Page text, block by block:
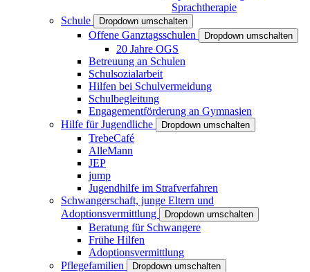
Sprachtherapie
Schule
Dropdown umschalten
Offene Ganztagsschulen Dropdown umschalten
20 Jahre OGS
Betreuung an Schulen
Schulsozialarbeit
Hilfen bei Schulvermeidung
Schulbegleitung
Engagementförderung an Gymnasien
Hilfe für Jugendliche
Dropdown umschalten
TrebeCafé
AlleMann
JEP
jump
Jugendhilfe im Strafverfahren
Schwangerschaft, junge Eltern und
Adoptionsvermittlung
Dropdown umschalten
Beratung für Schwangere
Frühe Hilfen
Adoptionsvermittlung
Pflegefamilien
Dropdown umschalten